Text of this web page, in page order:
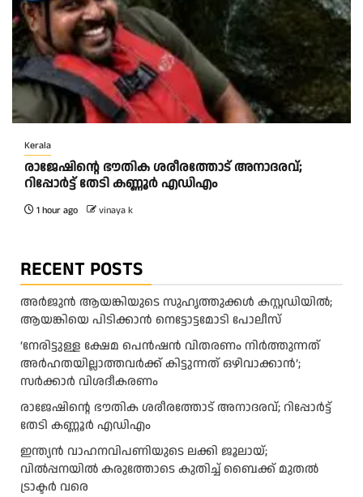
Kerala
രാജേഷിന്റെ ഭൗതിക ശരീരത്തോട് അനാദരവ്;
റിപ്പോർട്ട് തേടി കണ്ണൂർ എഡിഎം
1 hour ago vinaya k
RECENT POSTS
അർജുൻ ആയങ്കിയുടെ സുഹൃത്തുക്കൾ കസ്റ്റഡിയിൽ;
ആയങ്കിയെ പിടിക്കാൻ നെട്ടോട്ടമോടി പോലീസ്
‘നേരിട്ടുള്ള ക്ഷേമ പെൻഷൻ വിതരണം നി‍‍ർത്തുന്നത്
അർഹതയില്ലാത്തവർക്ക് കിട്ടുന്നത് ഒഴിവാക്കാൻ’;
സർക്കാ‍ർ വിശദീകരണം
രാജേഷിന്റെ ഭൗതിക ശരീരത്തോട് അനാദരവ്; റിപ്പോർട്ട്
തേടി കണ്ണൂർ എഡിഎം
ഇന്ത്യൻ വാഹനവിപണിയുടെ ലക്കി ജൂലായ്;
വിൽപ്പനയിൽ കരുത്തോടെ കുതിച്ച് ബൈക്ക് മുതൽ
ട്രാക്ടർ വരെ